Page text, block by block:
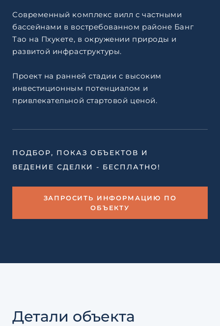
Современный комплекс вилл с частными
бассейнами в востребованном районе Банг
Тао на Пхукете, в окружении природы и
развитой инфраструктуры.
Проект на ранней стадии с высоким
инвестиционным потенциалом и
привлекательной стартовой ценой.
ПОДБОР, ПОКАЗ ОБЪЕКТОВ И
ВЕДЕНИЕ СДЕЛКИ - БЕСПЛАТНО!
ЗАПРОСИТЬ ИНФОРМАЦИЮ ПО
ОБЪЕКТУ
Детали объекта